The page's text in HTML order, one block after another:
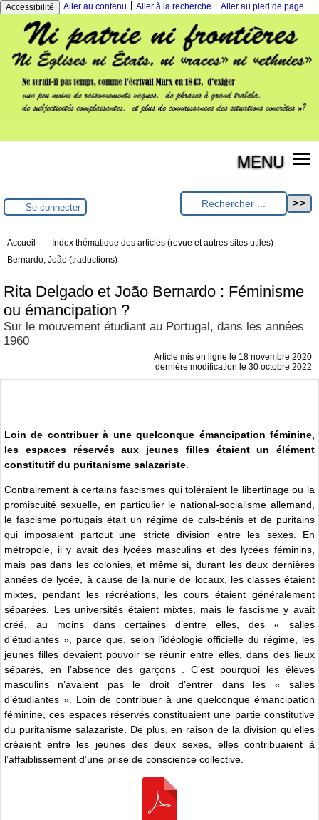
Accessibilité Aller au contenu Aller à la recherche Aller au pied de page
MENU
Se connecter
Accueil
Index thématique des articles (revue et autres sites utiles)
Bernardo, João (traductions)
Rita Delgado et João Bernardo : Féminisme
ou émancipation ?
Sur le mouvement étudiant au Portugal, dans les années
1960
Article mis en ligne le 18 novembre 2020
dernière modification le 30 octobre 2022
Loin de contribuer à une quelconque émancipation féminine,
les espaces réservés aux jeunes filles étaient un élément
constitutif du puritanisme salazariste
Contrairement à certains fascismes qui toléraient le libertinage ou la
promiscuité sexuelle, en particulier le national-socialisme allemand,
le fascisme portugais était un régime de culs-bénis et de puritains
qui imposaient partout une stricte division entre les sexes. En
métropole, il y avait des lycées masculins et des lycées féminins,
mais pas dans les colonies, et même si, durant les deux dernières
années de lycée, à cause de la nurie de locaux, les classes étaient
mixtes, pendant les récréations, les cours étaient généralement
séparées. Les universités étaient mixtes, mais le fascisme y avait
créé, au moins dans certaines d’entre elles, des « salles
d’étudiantes », parce que, selon l’idéologie officielle du régime, les
jeunes filles devaient pouvoir se réunir entre elles, dans des lieux
séparés, en l’absence des garçons . C’est pourquoi les élèves
masculins n’avaient pas le droit d’entrer dans les « salles
d’étudiantes ». Loin de contribuer à une quelconque émancipation
féminine, ces espaces réservés constituaient une partie constitutive
du puritanisme salazariste. De plus, en raison de la division qu’elles
créaient entre les jeunes des deux sexes, elles contribuaient à
l’affaiblissement d’une prise de conscience collective.